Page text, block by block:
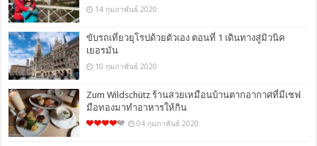
14 กุมภาพันธ์ 2020
ขับรถเที่ยวยุโรปด้วยตัวเอง ตอนที่ 1 เดินทางสู่มิวนิค
เยอรมัน
10 กุมภาพันธ์ 2020
Zum Wildschütz ร้านสวยเหมือนบ้านตากอากาศที่มีเชฟ
มือทองมาทำอาหารให้กิน
04 กุมภาพันธ์ 2020